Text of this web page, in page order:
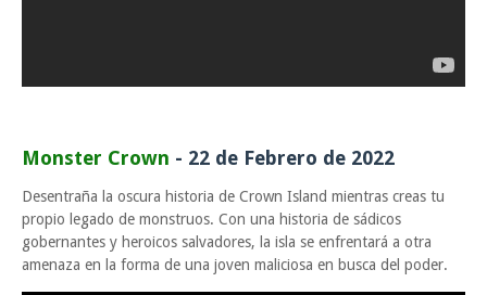
Monster Crown - 22 de Febrero de 2022
Desentraña la oscura historia de Crown Island mientras creas tu
propio legado de monstruos. Con una historia de sádicos
gobernantes y heroicos salvadores, la isla se enfrentará a otra
amenaza en la forma de una joven maliciosa en busca del poder.